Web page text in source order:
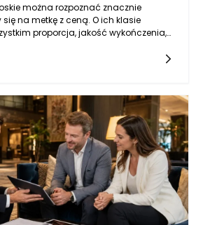
można rozpoznać znacznie
się na metkę z ceną. O ich klasie
proporcja, jakość wykończenia,
drogi mebel nie zawsze oznacza
Warto najpierw ocenić, czy
spójnie z każdej strony, czy detale są
czy zastosowane materiały mają
projekt nie opiera się wyłącznie na
meble włoskie zwykle wyróżniają
nawet wtedy, gdy mają mocniejszą
charakter. Nie sprawiają
przepychu, lecz dobrze
w którym każdy element ma swoje
jest także to, jak mebel zachowuje się w